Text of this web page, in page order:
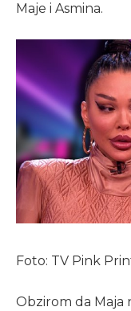
Maje i Asmina.
Foto: TV Pink
Obzirom da Maja